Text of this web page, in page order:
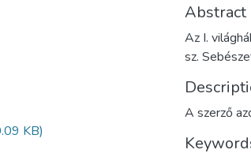
KB)
Abstract
Az I.
sz.
A szerző